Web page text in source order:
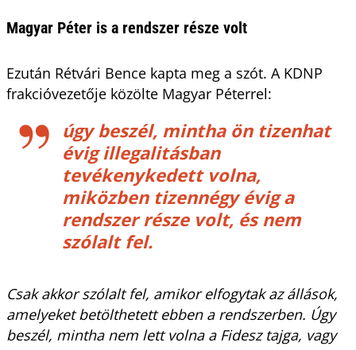
Magyar Péter is a rendszer része volt
Ezután Rétvári Bence kapta meg a szót. A KDNP
frakcióvezetője közölte Magyar Péterrel:
úgy beszél, mintha ön tizenhat
évig illegalitásban
tevékenykedett volna,
miközben tizennégy évig a
rendszer része volt, és nem
szólalt fel.
Csak akkor szólalt fel, amikor elfogytak az állások,
amelyeket betölthetett ebben a rendszerben. Úgy
beszél, mintha nem lett volna a Fidesz tajga, vagy